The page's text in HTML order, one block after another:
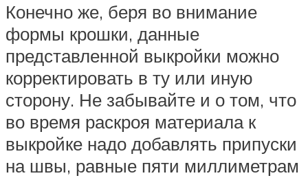
Конечно же, беря во внимание
формы крошки, данные
представленной выкройки можно
корректировать в ту или иную
сторону. Не забывайте и о том, что
во время раскроя материала к
выкройке надо добавлять припуски
на швы, равные пяти миллиметрам